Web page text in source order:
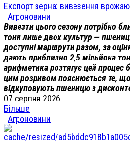
Експорт зерна: вивезення
Агроновини
Вивезти цього сезону потрібно
тонн лише двох культур —
доступні маршрути разом, за
дають приблизно 2,5 мільйона
арифметика розтягує цей процес
цим розривом пояснюється те,
відкуповують пшеницю з
07 серпня 2026
Більше
Агроновини